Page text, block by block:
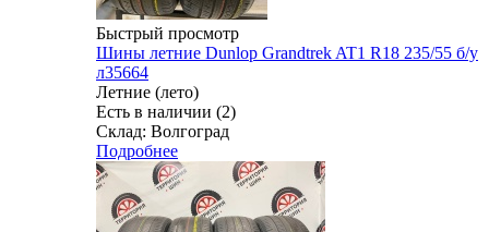
Быстрый просмотр
Шины летние Dunlop Grandtrek AT1 R18 235/55 б/у
л35664
Летние (лето)
Есть в наличии (2)
Склад: Волгоград
Подробнее